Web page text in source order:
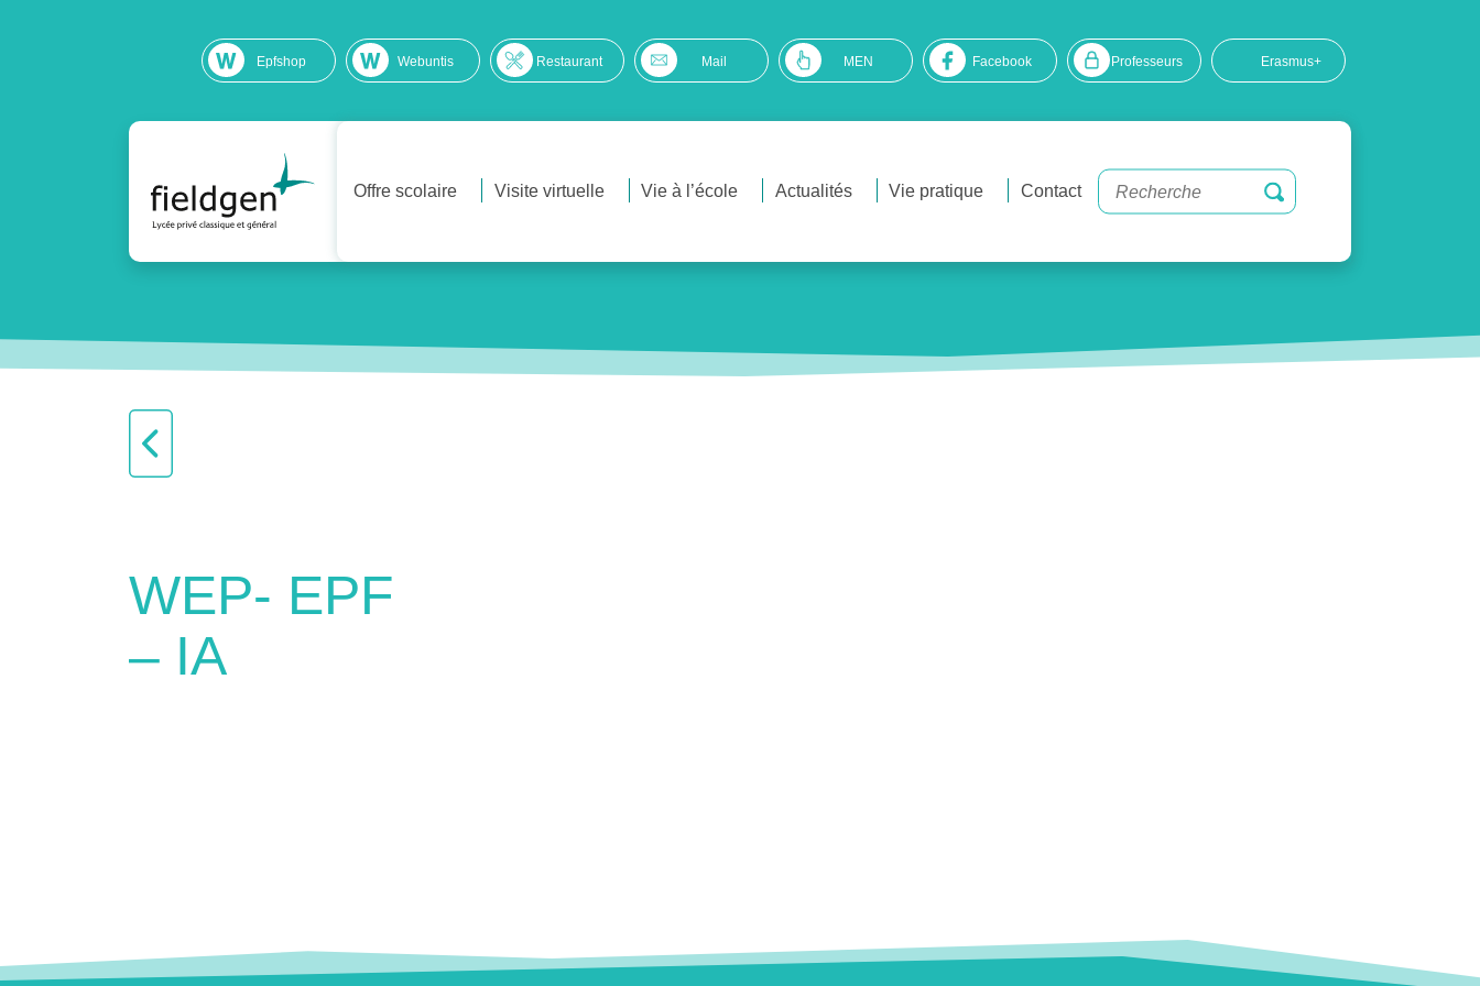
Epfshop Webuntis Restaurant Mail MEN Facebook Professeurs Erasmus+
Offre scolaire Visite virtuelle Vie à l’école Actualités Vie pratique Contact
WEP- EPF
– IA